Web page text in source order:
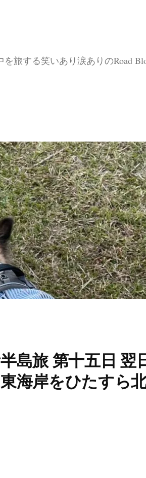
旅する笑いあり涙ありのRoad
島旅 第十五日 翌
海岸をひたすら